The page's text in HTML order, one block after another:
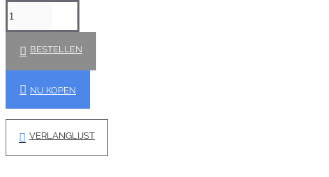
BESTELLEN
NU KOPEN
VERLANGLIJST